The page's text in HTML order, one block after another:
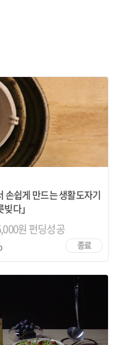
손쉽게 만드는 생활도자기
빚다」
원 펀딩성공
종료